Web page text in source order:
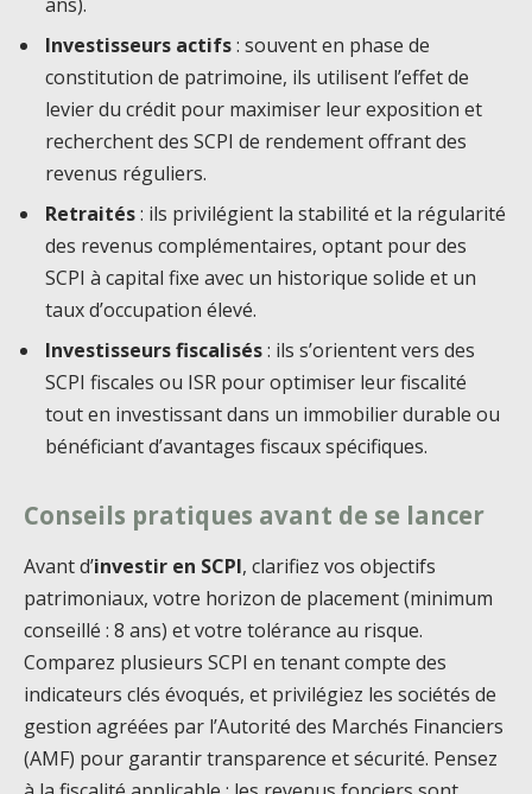
Investisseurs actifs: souvent en phase de
constitution de patrimoine, ils utilisent l’effet de
levier du crédit pour maximiser leur exposition et
recherchent des SCPI de rendement offrant des
revenus réguliers.
Retraités: ils privilégient la stabilité et la régularité
des revenus complémentaires, optant pour des
SCPI à capital fixe avec un historique solide et un
taux d’occupation élevé.
Investisseurs fiscalisés: ils s’orientent vers des
SCPI fiscales ou ISR pour optimiser leur fiscalité
tout en investissant dans un immobilier durable ou
bénéficiant d’avantages fiscaux spécifiques.
Conseils pratiques avant de se lancer
Avant d’investir en SCPI, clarifiez vos objectifs
patrimoniaux, votre horizon de placement (minimum
conseillé : 8 ans) et votre tolérance au risque.
Comparez plusieurs SCPI en tenant compte des
indicateurs clés évoqués, et privilégiez les sociétés de
gestion agréées par l’Autorité des Marchés Financiers
(AMF) pour garantir transparence et sécurité. Pensez